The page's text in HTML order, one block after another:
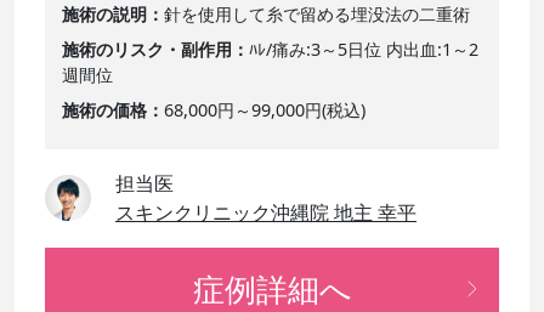
施術の説明
針を使用して糸で留める埋没法の二重術
施術のリスク・副作用
ﾊﾚ/痛み:3～5日位 内出血:1～2
週間位
施術の価格
68,000円～99,000円(税込)
担当医
スキンクリニック沖縄院 地主 幸平
症例詳細へ